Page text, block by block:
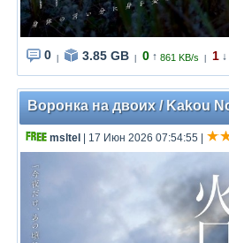
0 3.85 GB 0 ↑ 861 KB/s 1 ↓
Воронка на двоих / Kakou
msltel | 17 Июн 2026 07:54:55